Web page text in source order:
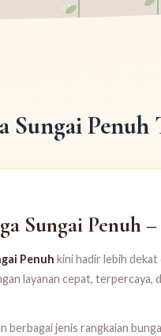
Sungai Penuh
Sungai Penuh
Penuh kini hadir lebih dekat
layanan cepat, terpercaya,
berbagai jenis rangkaian